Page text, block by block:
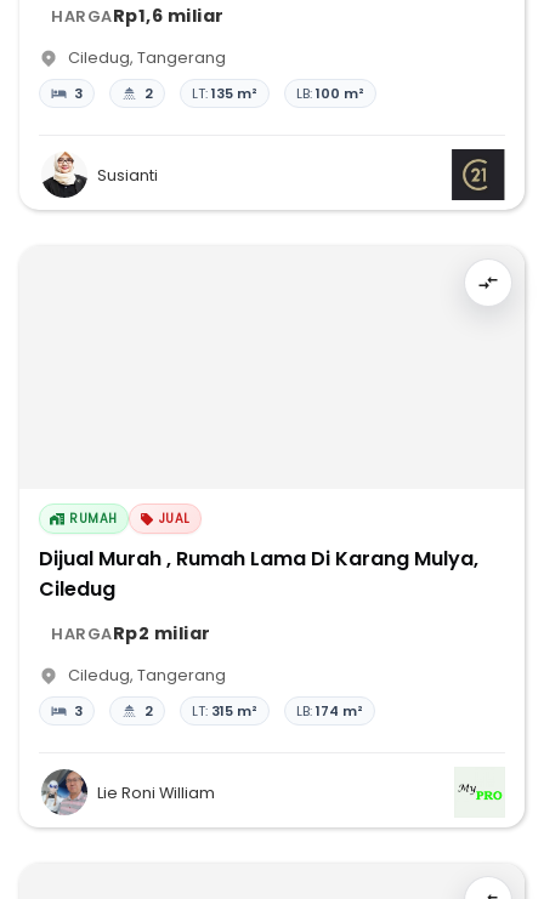
HARGARp1,6 miliar
Ciledug, Tangerang
3 2 LT:135 m² LB:100 m²
Susianti
RUMAH JUAL
Dijual Murah , Rumah Lama Di Karang Mulya,
Ciledug
HARGARp2 miliar
Ciledug, Tangerang
3 2 LT: 315 m² LB:174 m²
Lie Roni William